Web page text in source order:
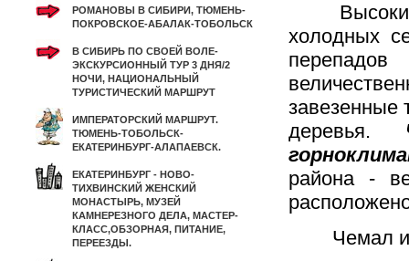
РОМАНОВЫ В СИБИРИ, ТЮМЕНЬ-
ПОКРОВСКОЕ-АБАЛАК-ТОБОЛЬСК
В СИБИРЬ ПО СВОЕЙ ВОЛЕ-
ЭКСКУРСИОННЫЙ ТУР 3 ДНЯ/2
НОЧИ, НАЦИОНАЛЬНЫЙ
ТУРИСТИЧЕСКИЙ МАРШРУТ
ИМПЕРАТОРСКИЙ МАРШРУТ.
ТЮМЕНЬ-ТОБОЛЬСК-
ЕКАТЕРИНБУРГ-АЛАПАЕВСК.
ЕКАТЕРИНБУРГ - НОВО-
ТИХВИНСКИЙ ЖЕНСКИЙ
МОНАСТЫРЬ, МУЗЕЙ
КАМНЕРЕЗНОГО ДЕЛА, МАСТЕР-
КЛАСС,ОБЗОРНАЯ, ПИТАНИЕ,
ПЕРЕЕЗДЫ.
Высокие
холодных
завезенные
деревья.
района -
Чемал